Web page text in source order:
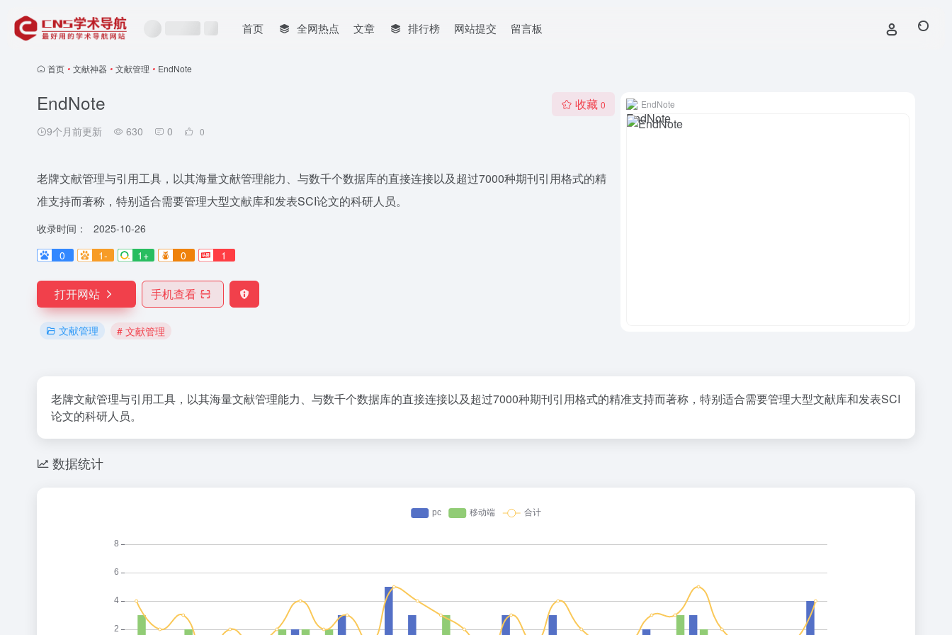
首页 全网热点 文章 排行榜 网站提交 留言板
首页 • 文献神器 • 文献管理 • EndNote
EndNote
9个月前更新 630 0 0
收藏 0
老牌文献管理与引用工具，以其海量文献管理能力、与数千个数据库的直接连接以及超过7000种期刊引用格式的精
准支持而著称，特别适合需要管理大型文献库和发表SCI论文的科研人员。
收录时间：
2025-10-26
0
1- 1+ 0 1
打开网站 手机查看
文献管理 # 文献管理
EndNote
老牌文献管理与引用工具，以其海量文献管理能力、与数千个数据库的直接连接以及超过7000种期刊引用格式的精准支持而著称，特别适合需要管理大型文献库和发表SCI
论文的科研人员。
数据统计